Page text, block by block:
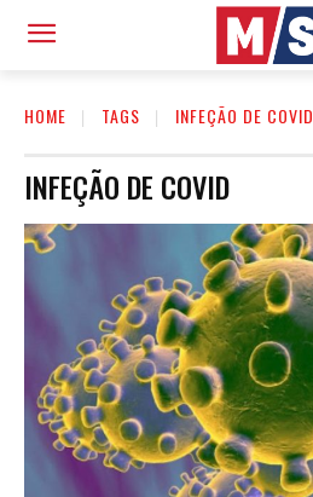
HOME TAGS INFEÇÃO DE COVID
INFEÇÃO DE COVID